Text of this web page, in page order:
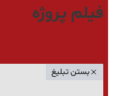
فیلم پروژه
بستن تبلیغ